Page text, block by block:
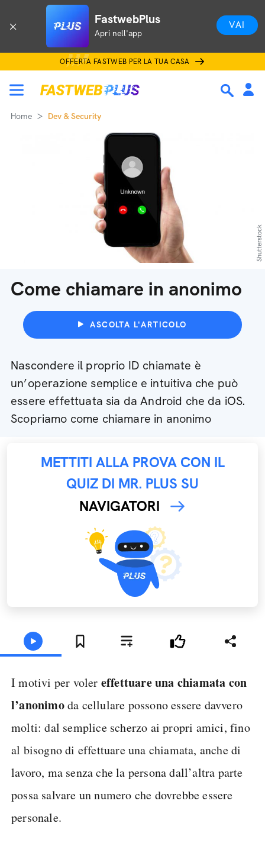
FastwebPlus
Apri nell'app
VAI
OFFERTA FASTWEB PER LA TUA CASA
Home Dev & Security
Come chiamare in anonimo
ASCOLTA L'ARTICOLO
Nascondere il proprio ID chiamate è
un’operazione semplice e intuitiva che può
essere effettuata sia da Android che da iOS.
Scopriamo come chiamare in anonimo
Shutterstock
METTITI ALLA PROVA CON IL
QUIZ DI MR. PLUS SU
NAVIGATORI
I motivi per voler effettuare una chiamata con
l’anonimoda cellulare possono essere davvero
molti: dal semplice scherzo ai propri amici, fino
al bisogno di effettuare una chiamata, anche di
lavoro, ma senza che la persona dall’altra parte
possa salvare un numero che dovrebbe essere
personale.